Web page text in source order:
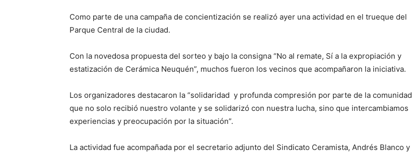
Como parte de una campaña de concientización se realizó ayer una actividad en el trueque del
Parque Central de la ciudad.
Con la novedosa propuesta del sorteo y bajo la consigna “No al remate, Sí a la expropiación y
estatización de Cerámica Neuquén”, muchos fueron los vecinos que acompañaron la iniciativa.
Los organizadores destacaron la “solidaridad y profunda compresión por parte de la comunidad
que no solo recibió nuestro volante y se solidarizó con nuestra lucha, sino que intercambiamos
experiencias y preocupación por la situación”.
La actividad fue acompañada por el secretario adjunto del Sindicato Ceramista, Andrés Blanco y